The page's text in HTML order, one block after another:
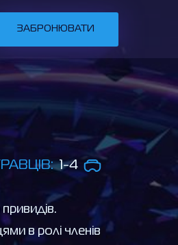
ЗАБРОНЮВАТИ
1-4
в ролі членів